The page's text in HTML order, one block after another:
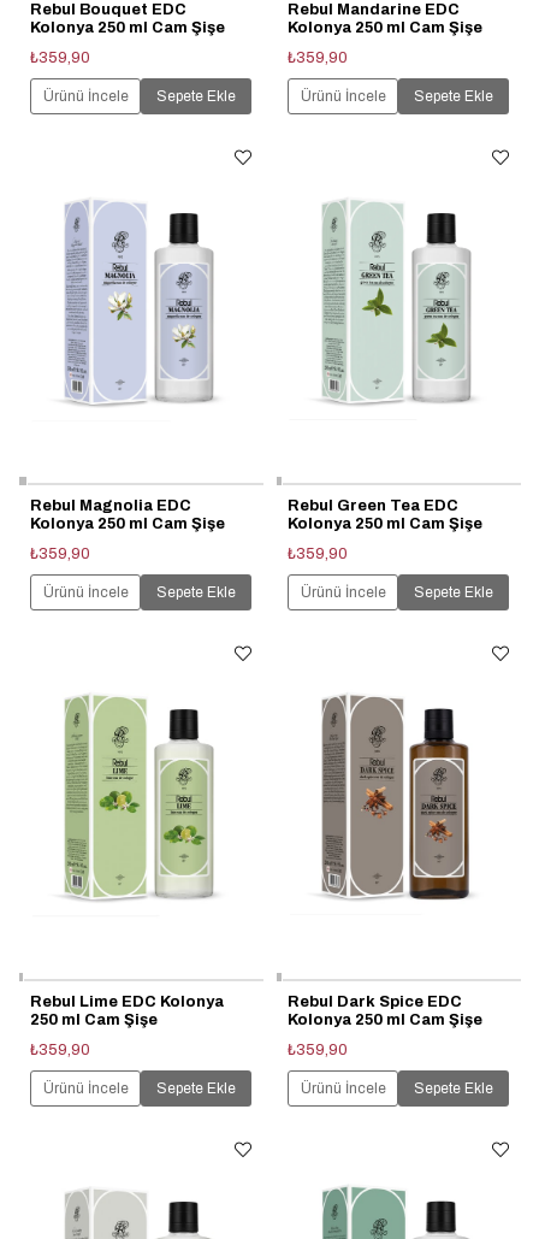
Rebul Bouquet EDC
Kolonya 250 ml Cam Şişe
₺359,90
Ürünü İncele Sepete Ekle
Rebul Mandarine EDC
Kolonya 250 ml Cam Şişe
₺359,90
Ürünü İncele Sepete Ekle
Rebul Magnolia EDC
Kolonya 250 ml Cam Şişe
₺359,90
Ürünü İncele Sepete Ekle
Rebul Green Tea EDC
Kolonya 250 ml Cam Şişe
₺359,90
Ürünü İncele Sepete Ekle
Rebul Lime EDC Kolonya
250 ml Cam Şişe
₺359,90
Ürünü İncele Sepete Ekle
Rebul Dark Spice EDC
Kolonya 250 ml Cam Şişe
₺359,90
Ürünü İncele Sepete Ekle